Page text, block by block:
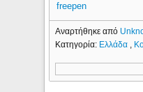
freepen
Αναρτήθηκε από
Κατηγορία: Ελλάδα ,